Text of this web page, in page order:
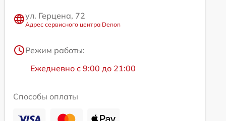
ул. Герцена, 72
Адрес сервисного центра Denon
Режим работы:
Ежедневно с 9:00 до 21:00
Способы оплаты